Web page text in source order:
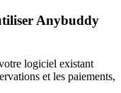
Anybuddy
logiciel existant
et les paiements,